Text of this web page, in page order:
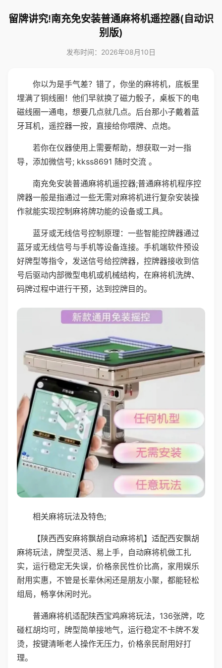
留牌讲究!南充免安装普通麻将机遥控器(自动识
别版)
发布时间：2026年08月10日
你以为是手气差？错了，你坐的麻将机，底板里
埋满了铜线圈！他们早就换了磁力骰子，桌板下的电
磁线圈一通电，想要几点就几点。后台那小子戴着蓝
牙耳机，遥控器一按，直接给你喂牌、点炮。
若你在仪器使用上需要帮助，想获取一对一指
导，添加微信号; kkss8691 随时交流 。
南充免安装普通麻将机遥控器;普通麻将机程序控
牌器一般是指通过一些无需对麻将机进行复杂安装操
作就能实现控制麻将牌功能的设备或工具。
蓝牙或无线信号控制原理：一些智能控牌器通过
蓝牙或无线信号与手机等设备连接。手机端软件预设
好牌型等指令，发送信号给控牌器，控牌器接收到信
号后驱动内部微型电机或机械结构，在麻将机洗牌、
码牌过程中进行干预，达到控牌目的。
相关麻将玩法及特色;
【陕西西安麻将飘胡自动麻将机】适配西安飘胡
麻将玩法，牌型灵活、易上手，自动麻将机做工扎
实，运行稳定无失误，价格亲民性价比高，家用娱乐
耐用实惠，不管是长辈休闲还是朋友小聚，都能轻松
组局，畅享休闲时光。
普通麻将机适配陕西宝鸡麻将玩法，136张牌，吃
碰杠胡均可，牌型简单接地气，运行稳定不卡牌不发
烫，按键清晰老人操作无压力，价格亲民耐用好打
理。